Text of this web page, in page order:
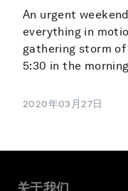
An urgent
everything in
gathering storm of
5:30 in the
2020年03月27日
关于我们